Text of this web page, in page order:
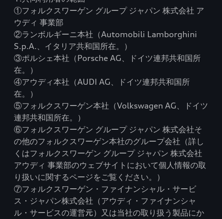
①フォルクスワーゲン グループ ジャパン 株式会社 ア
ウディ 事業部
②ランボルギーニ本社（Automobili Lamborghini
S.p.A.、イタリア共和国所在。）
③ポルシェ本社（Porsche AG、ドイツ連邦共和国所
在。）
④アウディ本社（AUDI AG、ドイツ連邦共和国所
在。）
⑤フォルクスワーゲン本社（Volkswagen AG、ドイツ
連邦共和国所在。）
⑥フォルクスワーゲン グループ ジャパン 株式会社そ
の他のフォルクスワーゲン本社のグループ会社（詳し
くはフォルクスワーゲン グループ ジャパン 株式会社
アウディ 事業部のウェブサイトにおいて個人情報の取
り扱いに関するページをご覧ください。）
⑦フォルクスワーゲン・ファイナンシャル・サービ
ス・ジャパン株式会社（アウディ・ファイナンシャ
ル・サービスの運営元）又は当社の取り扱う製品にか